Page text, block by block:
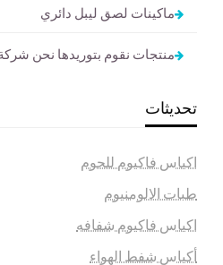
ماكينات لصق ليبل دائري
منتجات نقوم بتوريدها نحن
تحديثات
اكياس فاكيوم للحوم
طبات الالومنيوم
اكياس فاكيوم شفافه
أكياس شفط الهواء